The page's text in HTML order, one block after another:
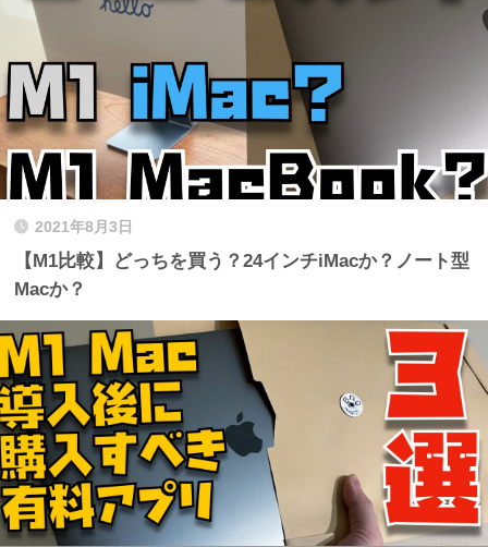
2021年8月3日
【M1比較】どっちを買う？24インチiMacか？ノート型
Macか？